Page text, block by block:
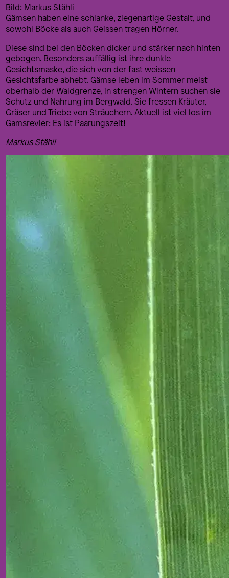
Bild: Markus Stähli
Gämsen haben eine schlanke, ziegenartige Gestalt, und
sowohl Böcke als auch Geissen tragen Hörner.
Diese sind bei den Böcken dicker und stärker nach hinten
gebogen. Besonders auffällig ist ihre dunkle
Gesichtsmaske, die sich von der fast weissen
Gesichtsfarbe abhebt. Gämse leben im Sommer meist
oberhalb der Waldgrenze, in strengen Wintern suchen sie
Schutz und Nahrung im Bergwald. Sie fressen Kräuter,
Gräser und Triebe von Sträuchern. Aktuell ist viel los im
Gamsrevier: Es ist Paarungszeit!
Markus Stähli